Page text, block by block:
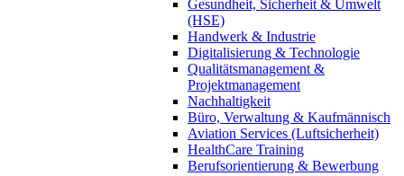
Gesundheit, Sicherheit & Umwelt
(HSE)
Handwerk & Industrie
Digitalisierung & Technologie
Qualitätsmanagement &
Projektmanagement
Nachhaltigkeit
Büro, Verwaltung & Kaufmännisch
Aviation Services (Luftsicherheit)
HealthCare Training
Berufsorientierung & Bewerbung